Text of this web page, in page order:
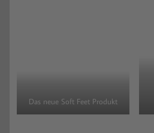
Das neue Soft Feet Produkt